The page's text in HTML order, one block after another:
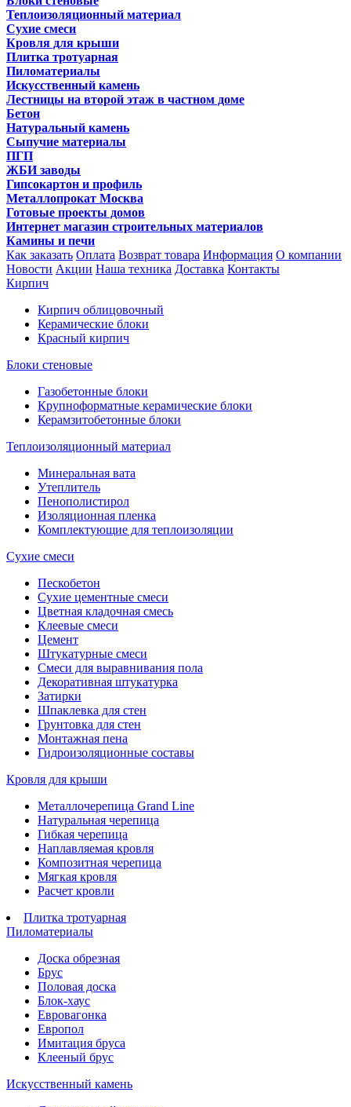
Теплоизоляционный материал
Сухие смеси
Кровля для крыши
Плитка тротуарная
Пиломатериалы
Искусственный камень
Лестницы на второй этаж в частном доме
Бетон
Натуральный камень
Сыпучие материалы
ПГП
ЖБИ заводы
Гипсокартон и профиль
Металлопрокат Москва
Готовые проекты домов
Интернет магазин строительных материалов
Камины и печи
Как заказать Оплата Возврат товара Информация О компании
Новости Акции Наша техника Доставка Контакты
Кирпич
Кирпич облицовочный
Керамические блоки
Красный кирпич
Блоки стеновые
Газобетонные блоки
Крупноформатные керамические блоки
Керамзитобетонные блоки
Теплоизоляционный материал
Минеральная вата
Утеплитель
Пенополистирол
Изоляционная пленка
Комплектующие для теплоизоляции
Сухие смеси
Пескобетон
Сухие цементные смеси
Цветная кладочная смесь
Клеевые смеси
Цемент
Штукатурные смеси
Смеси для выравнивания пола
Декоративная штукатурка
Затирки
Шпаклевка для стен
Грунтовка для стен
Монтажная пена
Гидроизоляционные составы
Кровля для крыши
Металлочерепица Grand Line
Натуральная черепица
Гибкая черепица
Наплавляемая кровля
Композитная черепица
Мягкая кровля
Расчет кровли
Плитка тротуарная
Пиломатериалы
Доска обрезная
Брус
Половая доска
Блок-хаус
Евровагонка
Европол
Имитация бруса
Клееный брус
Искусственный камень